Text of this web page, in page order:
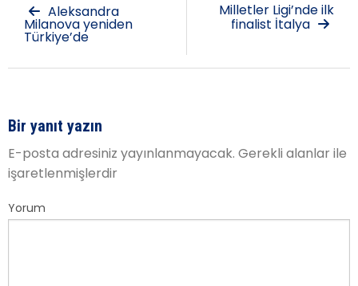
Aleksandra
Milanova yeniden
Türkiye’de
Milletler Ligi’nde ilk
finalist İtalya
Bir yanıt yazın
E-posta adresiniz yayınlanmayacak. Gerekli alanlar ile
işaretlenmişlerdir
Yorum